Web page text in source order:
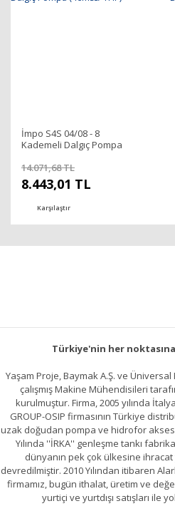
İmpo S4S 04/08 - 8
Kademeli Dalgıç Pompa
14.071,68 TL
8.443,01 TL
Karşılaştır
Türkiye'nin her
Yaşam Proje, Baymak A.Ş. ve
çalışmış Makine Mühendisileri
kurulmuştur. Firma, 2005 yılında
GROUP-OSIP firmasının Türkiye
uzak doğudan pompa ve hidrofor
Yılında ''İRKA'' genleşme tankı
dünyanın pek çok ülkesine
devredilmiştir. 2010 Yılından itibaren
firmamız, bugün ithalat, üretim ve
yurtiçi ve yurtdışı satışları ile